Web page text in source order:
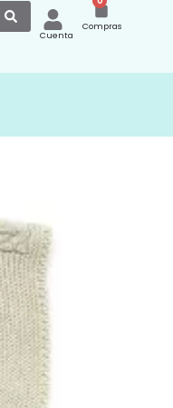
Cuenta
Compras
la